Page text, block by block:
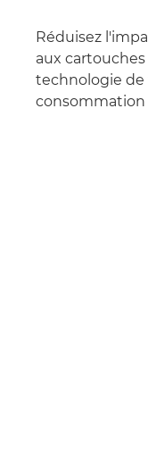
Réduisez
aux
technologie de
consommation